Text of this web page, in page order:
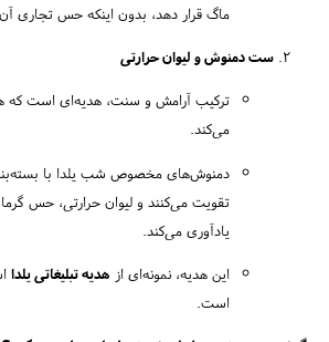
ماگ قرار دهد، بدون اینکه حس تجاری
ست دمنوش و لیوان حرارتی
ترکیب آرامش و سنت، هدیه‌ای است که
می‌کند.
دمنوش‌های مخصوص شب یلدا با
تقویت می‌کنند و لیوان حرارتی، حس
یادآوری می‌کند.
این هدیه، نمونه‌ای از هدیه تبلیغاتی یلدا
است.